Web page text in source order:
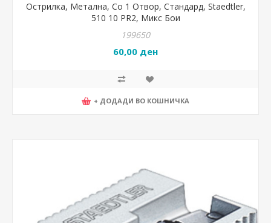
Острилка, Метална, Со 1 Отвор, Стандард, Staedtler,
510 10 PR2, Микс Бои
199650
60,00 ден
+ ДОДАДИ ВО КОШНИЧКА